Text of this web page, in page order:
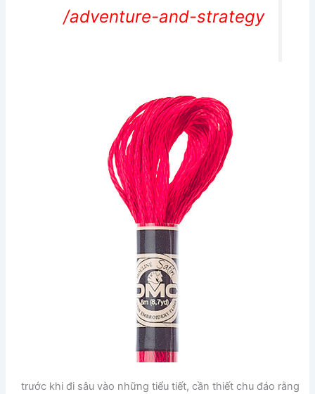
adventure-and-strategy/
trước khi đi sâu vào những tiểu tiết, cần thiết chu đáo rằng